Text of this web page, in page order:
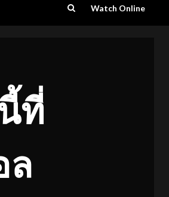
Watch Online
ที่
ล